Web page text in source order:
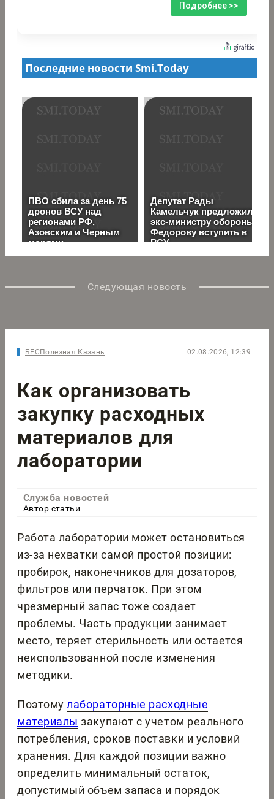
Подробнее >>
Следующая новость
БЕСПолезная Казань 02.08.2026, 12:39
Как организовать
закупку расходных
материалов для
лаборатории
Служба новостей
Автор статьи
Работа лаборатории может остановиться
из-за нехватки самой простой позиции:
пробирок, наконечников для дозаторов,
фильтров или перчаток. При этом
чрезмерный запас тоже создает
проблемы. Часть продукции занимает
место, теряет стерильность или остается
неиспользованной после изменения
методики.
Поэтомулабораторные расходные
материалы закупают с учетом реального
потребления, сроков поставки и условий
хранения. Для каждой позиции важно
определить минимальный остаток,
допустимый объем запаса и порядок